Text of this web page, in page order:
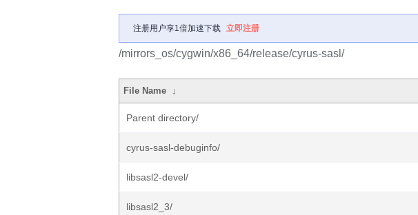
注册用户享1倍加速下载 立即注册
/mirrors_os/cygwin/x86_64/release/cyrus-sasl/
File Name ↓
Parent directory/
cyrus-sasl-debuginfo/
libsasl2-devel/
libsasl2_3/